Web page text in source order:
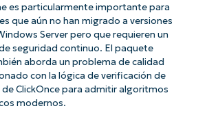
es particularmente importante para
que aún no han migrado a versiones
Server pero que requieren un
seguridad continuo. El paquete
aborda un problema de calidad
con la lógica de verificación de
ClickOnce para admitir algoritmos
modernos.